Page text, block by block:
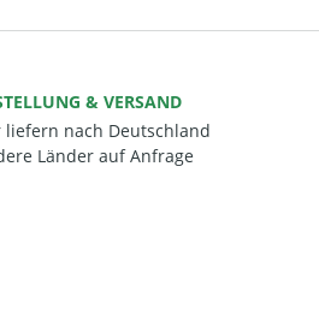
& VERSAND
liefern nach Deutschland
Länder auf Anfrage